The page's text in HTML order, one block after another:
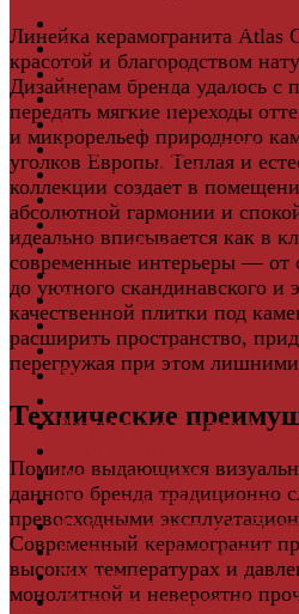
Линейка керамогранита Atlas
красотой и благородством
Дизайнерам бренда удалось с
передать мягкие переходы
и микрорельеф природного
уголков Европы. Теплая и
коллекции создает в
абсолютной гармонии и
идеально вписывается как в
современные интерьеры — от
до уютного скандинавского и
качественной плитки под
расширить пространство,
перегружая при этом
Технические
Помимо выдающихся
данного бренда традиционно
превосходными
Современный керамогранит
высоких температурах и
монолитной и невероятно
Керамическая плитка
Свет
Мебель и Интерьер
Мебельная фурнитура
Фасадные панели
Террасная доска ДПК
Виниловый сайдинг
Водосточная система
Ламинат
Грядки ДПК
Двери
Ковры
Комплектующие
Клей для паркета и
Дверная фурнитура
Регулируемые опоры
Фасадная плитка
Фасадные термопанели
Фиброцементный
Подложка для ламината
Плинтус
Подложка из пробки